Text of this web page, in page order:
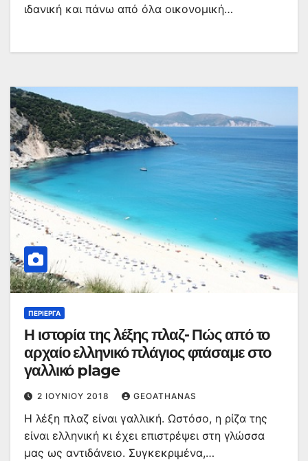
ιδανική και πάνω από όλα οικονομική…
ΠΕΡΊΕΡΓΑ
Η ιστορία της λέξης πλαζ- Πώς από το
αρχαίο ελληνικό πλάγιος φτάσαμε στο
γαλλικό plage
2 ΙΟΥΝΊΟΥ 2018 GEOATHANAS
Η λέξη πλαζ είναι γαλλική. Ωστόσο, η ρίζα της
είναι ελληνική κι έχει επιστρέψει στη γλώσσα
μας ως αντιδάνειο. Συγκεκριμένα,…